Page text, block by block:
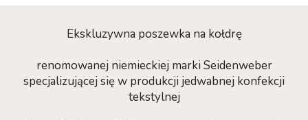
Ekskluzywna poszewka na kołdrę
renomowanej niemieckiej marki Seidenweber
specjalizującej się w produkcji jedwabnej konfekcji
tekstylnej